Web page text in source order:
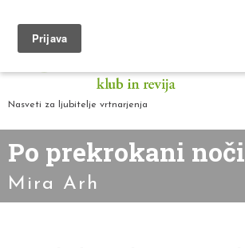
Nasveti za ljubitelje vrtnarjenja
Po prekrokani noči
Mira Arh